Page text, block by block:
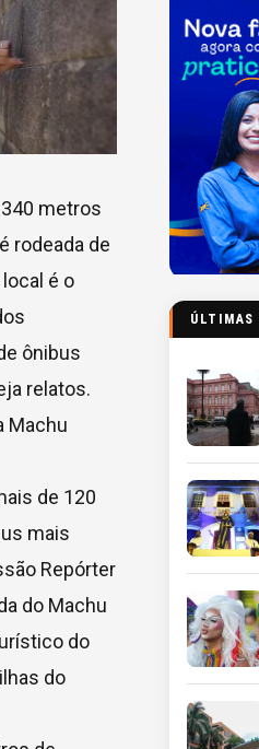
metros
rodeada de
é o
ônibus
relatos.
Machu
de 120
mais
Repórter
do Machu
do
do